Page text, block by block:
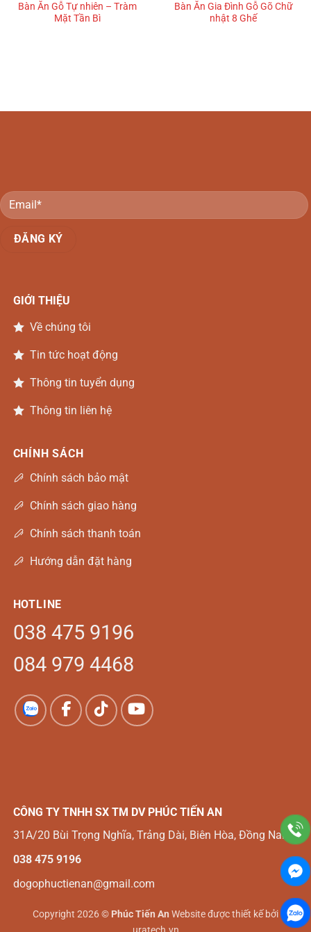
Bàn Ăn Gỗ Tự nhiên – Tràm
Mặt Tần Bì
Bàn Ăn Gia Đình Gỗ Gõ Chữ
nhật 8 Ghế
GIỚI THIỆU
Về chúng tôi
Tin tức hoạt động
Thông tin tuyển dụng
Thông tin liên hệ
CHÍNH SÁCH
Chính sách bảo mật
Chính sách giao hàng
Chính sách thanh toán
Hướng dẫn đặt hàng
HOTLINE
038 475 9196
084 979 4468
CÔNG TY TNHH SX TM DV PHÚC TIẾN AN
31A/20 Bùi Trọng Nghĩa, Trảng Dài, Biên Hòa, Đồng Nai
038 475 9196
dogophuctienan@gmail.com
Copyright 2026 © Phúc Tiến An Website được thiết kế bởi